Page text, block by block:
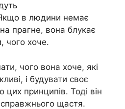
в людини немає
прагне, вона блукає
чого хоче.
чого вона хоче, які
і будувати своє
цих принципів. Тоді він
щастя.